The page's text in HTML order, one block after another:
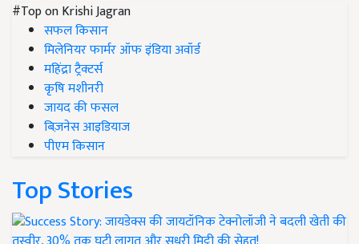
#Top on Krishi Jagran
सफल किसान
मिलेनियर फार्मर ऑफ इंडिया अवॉर्ड
महिंद्रा ट्रैक्टर्स
कृषि मशीनरी
जायद की फसल
बिज़नेस आइडियाज
पीएम किसान
Top Stories